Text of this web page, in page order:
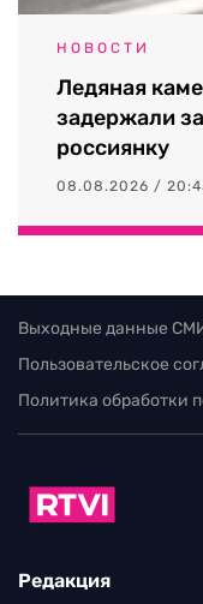
НОВОСТИ
Ледяная
задержали
россиянку
08.08.2026 /
Выходные данные
Пользовательское
Политика обработки
Редакция